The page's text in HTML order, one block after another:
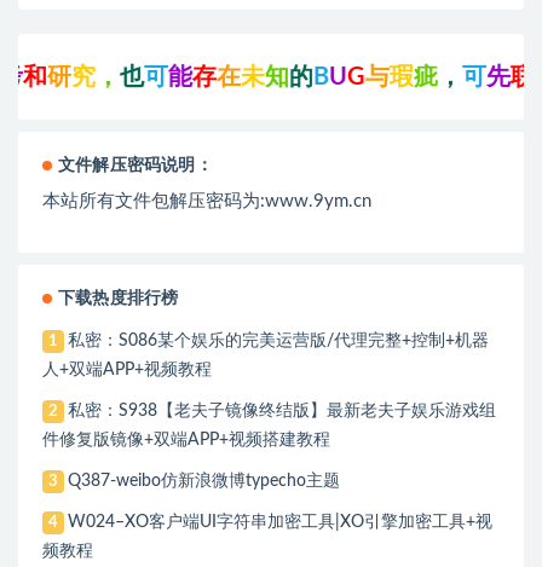
究，也可 能存 在未知的BUG与瑕疵，可先 联 系站
文件解压密码说明：
本站所有文件包解压密码为:www.9ym.cn
下载热度排行榜
1
私密：S086某个娱乐的完美运营版/代理完整+控制+机器
人+双端APP+视频教程
2
私密：S938【老夫子镜像终结版】最新老夫子娱乐游戏组
件修复版镜像+双端APP+视频搭建教程
3 Q387-weibo仿新浪微博typecho主题
4
W024–XO客户端UI字符串加密工具|XO引擎加密工具+视
频教程